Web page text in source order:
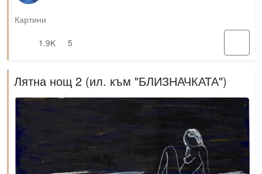
Картини
1.9K
5
Лятна нощ 2 (ил. към "БЛИЗНАЧКАТА")